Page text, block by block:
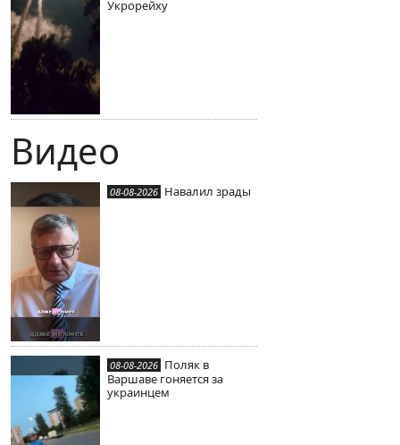
Укрорейху
Видео
08-08-2026 Навалил зрады
08-08-2026 Поляк в
Варшаве гоняется за
украинцем